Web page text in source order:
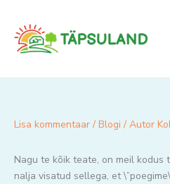
content
Lisa kommentaar / Blogi / Autor
Nagu te kõik teate, on meil kodus
nalja visatud sellega, et